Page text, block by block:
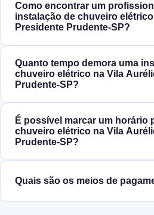
Como encontrar um
instalação de chuveiro
Presidente Prudente‑SP?
Quanto tempo demora uma
chuveiro elétrico na Vila
Prudente‑SP?
É possível marcar um horário
chuveiro elétrico na Vila
Prudente‑SP?
Quais são os meios de